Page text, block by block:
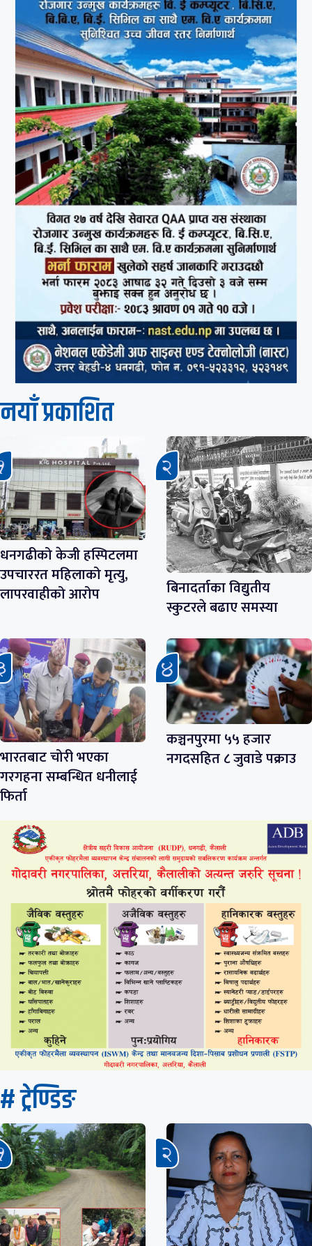
नयाँ प्रकाशित
धनगढीको केजी हस्पिटलमा
उपचाररत महिलाको मृत्यु,
लापरवाहीको आरोप
बिनादर्ताका विद्युतीय
स्कुटरले बढाए समस्या
भारतबाट चोरी भएका
गरगहना सम्बन्धित धनीलाई
फिर्ता
कञ्चनपुरमा ५५ हजार
नगदसहित ८ जुवाडे पक्राउ
# ट्रेण्डिङ